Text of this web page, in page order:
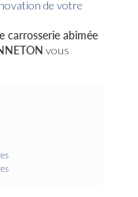
de votre
carrosserie abimée
vous